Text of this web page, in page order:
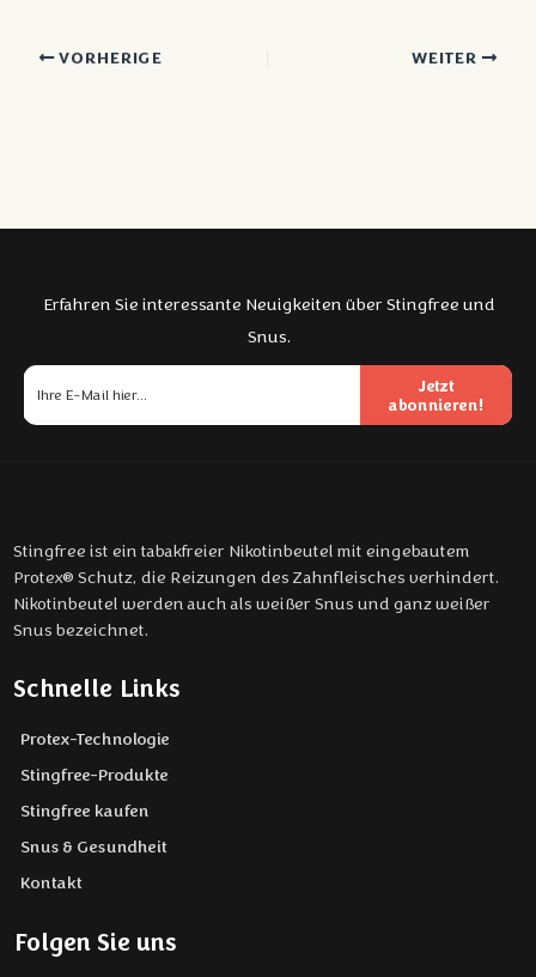
VORHERIGE WEITER
Erfahren Sie interessante Neuigkeiten über Stingfree und
Snus.
Jetzt
abonnieren!
Stingfree ist ein tabakfreier Nikotinbeutel mit eingebautem
Protex® Schutz, die Reizungen des Zahnfleisches verhindert.
Nikotinbeutel werden auch als weißer Snus und ganz weißer
Snus bezeichnet.
Schnelle Links
Protex-Technologie
Stingfree-Produkte
Stingfree kaufen
Snus & Gesundheit
Kontakt
Folgen Sie uns